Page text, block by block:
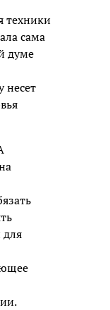
техники
сама
думе
для